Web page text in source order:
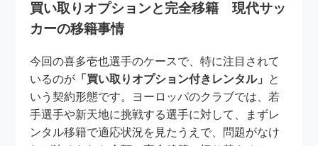
買い取りオプションと完全移籍 現代サッ
カーの移籍事情
今回の喜多壱也選手のケースで、特に注目されて
いるのが 「買い取りオプション付きレンタル」 と
いう契約形態です。ヨーロッパのクラブでは、若
手選手や新天地に挑戦する選手に対して、まずレ
ンタル移籍で適応状況を見たうえで、問題がなけ